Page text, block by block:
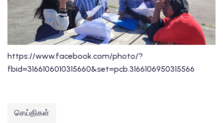
https://www.facebook.com/photo/?
fbid=3166106010315660&set=pcb.3166106950315566
செய்திகள்